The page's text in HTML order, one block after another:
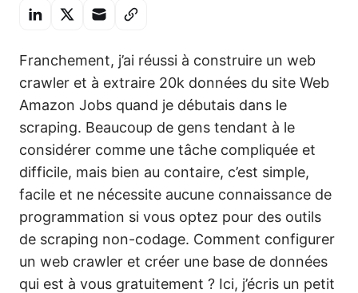
Franchement, j’ai réussi à construire un web
crawler et à extraire 20k données du site Web
Amazon Jobs quand je débutais dans le
scraping. Beaucoup de gens tendant à le
considérer comme une tâche compliquée et
difficile, mais bien au contaire, c’est simple,
facile et ne nécessite aucune connaissance de
programmation si vous optez pour des outils
de scraping non-codage. Comment configurer
un web crawler et créer une base de données
qui est à vous gratuitement ? Ici, j’écris un petit